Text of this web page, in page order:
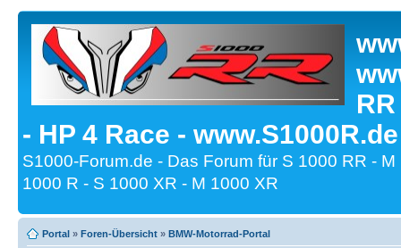
- HP 4 Race -
S1000-Forum.de - Das Forum für S 1000 RR -
1000 R - S 1000 XR - M 1000 XR
Portal » Foren-Übersicht » BMW-Motorrad-Portal